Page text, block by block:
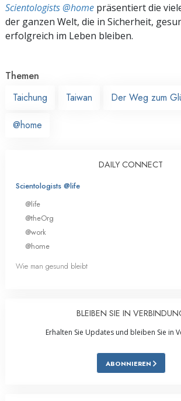
Scientologists @home präsentiert die
der ganzen Welt, die in Sicherheit,
erfolgreich im Leben bleiben.
Themen
Taichung
Taiwan Der Weg zum
@home
DAILY CONNECT
Scientologists @life
@life
@theOrg
@work
@home
Wie man gesund bleibt
BLEIBEN SIE IN
Erhalten Sie Updates und bleiben Sie in
ABONNIEREN